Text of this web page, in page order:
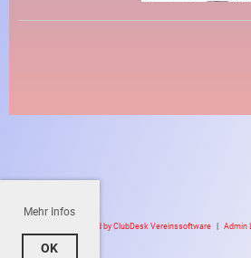
Mehr Infos
OK
Powered by ClubDesk Vereinssoftware | Admin